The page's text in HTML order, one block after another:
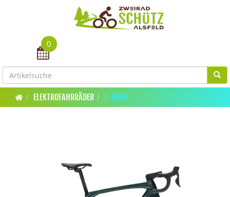
Toggle navigation
0
ELEKTROFAHRRÄDER E-ROAD